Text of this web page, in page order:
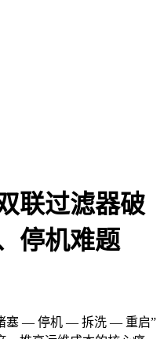
联过滤器破
停机难题
塞 — 停机 — 拆洗 — 重启”